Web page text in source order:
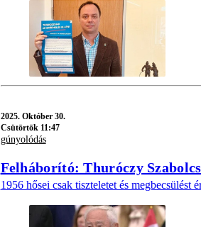
2025. Október 30.
Csütörtök 11:47
gúnyolódás
Felháborító: Thuróczy
1956 hősei csak tiszteletet és megbecsülést